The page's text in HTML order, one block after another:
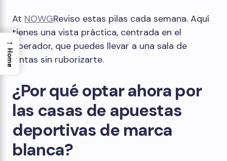
At NOWGReviso estas pilas cada semana. Aquí
tienes una vista práctica, centrada en el
operador, que puedes llevar a una sala de
juntas sin ruborizarte.
¿Por qué optar ahora por
las casas de apuestas
deportivas de marca
blanca?
→
Home